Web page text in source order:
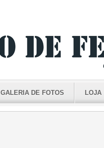
GALERIA DE FOTOS LOJA